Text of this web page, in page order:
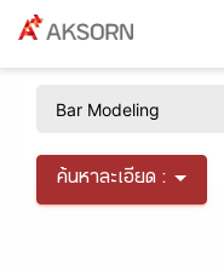
ค้นหาละเอียด :